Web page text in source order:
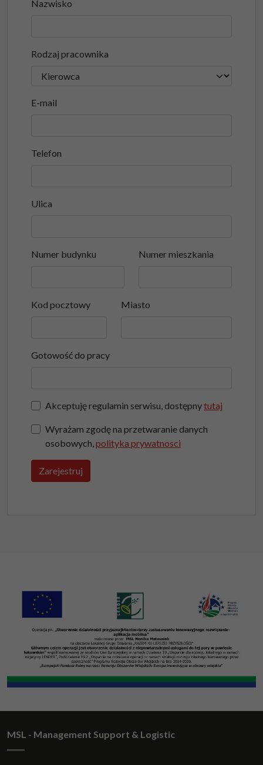
Nazwisko
Rodzaj pracownika
E-mail
Telefon
Ulica
Numer budynku Numer mieszkania
Kod pocztowy Miasto
Gotowość do pracy
Akceptuję regulamin serwisu, dostępnytutaj
Wyrażam zgodę na przetwaranie danych
osobowych,polityka prywatnosci
Zarejestruj
MSL - Management Support & Logistic